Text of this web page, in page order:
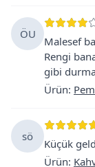
ÖU
Malesef
Rengi
gibi
Ürün:
sö
Küçük
Ürün: